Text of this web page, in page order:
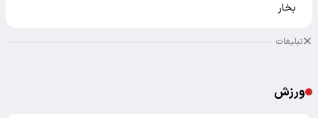
بخار
تبلیغات
ورزش